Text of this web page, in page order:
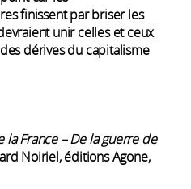
finissent par briser les
unir celles et ceux
dérives du capitalisme
France – De la guerre de
Noiriel, éditions Agone,